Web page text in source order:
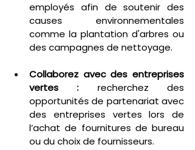
employés afin de soutenir des
causes environnementales
comme la plantation d'arbres ou
des campagnes de nettoyage.
Collaborez avec des entreprises
vertes : recherchez des
opportunités de partenariat avec
des entreprises vertes lors de
l’achat de fournitures de bureau
ou du choix de fournisseurs.